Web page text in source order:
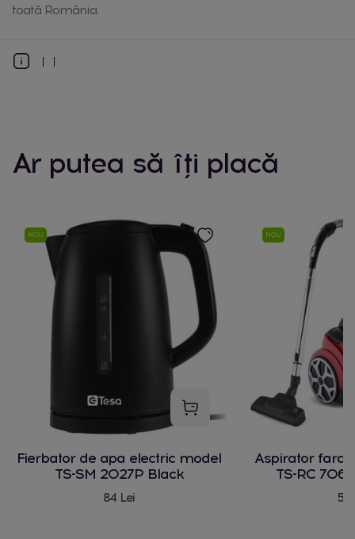
toată România.
Ar putea să îți placă
NOU
Fierbator de apa electric model
TS-SM 2027P Black
84 Lei
NOU
Aspirator fara
TS-RC 706